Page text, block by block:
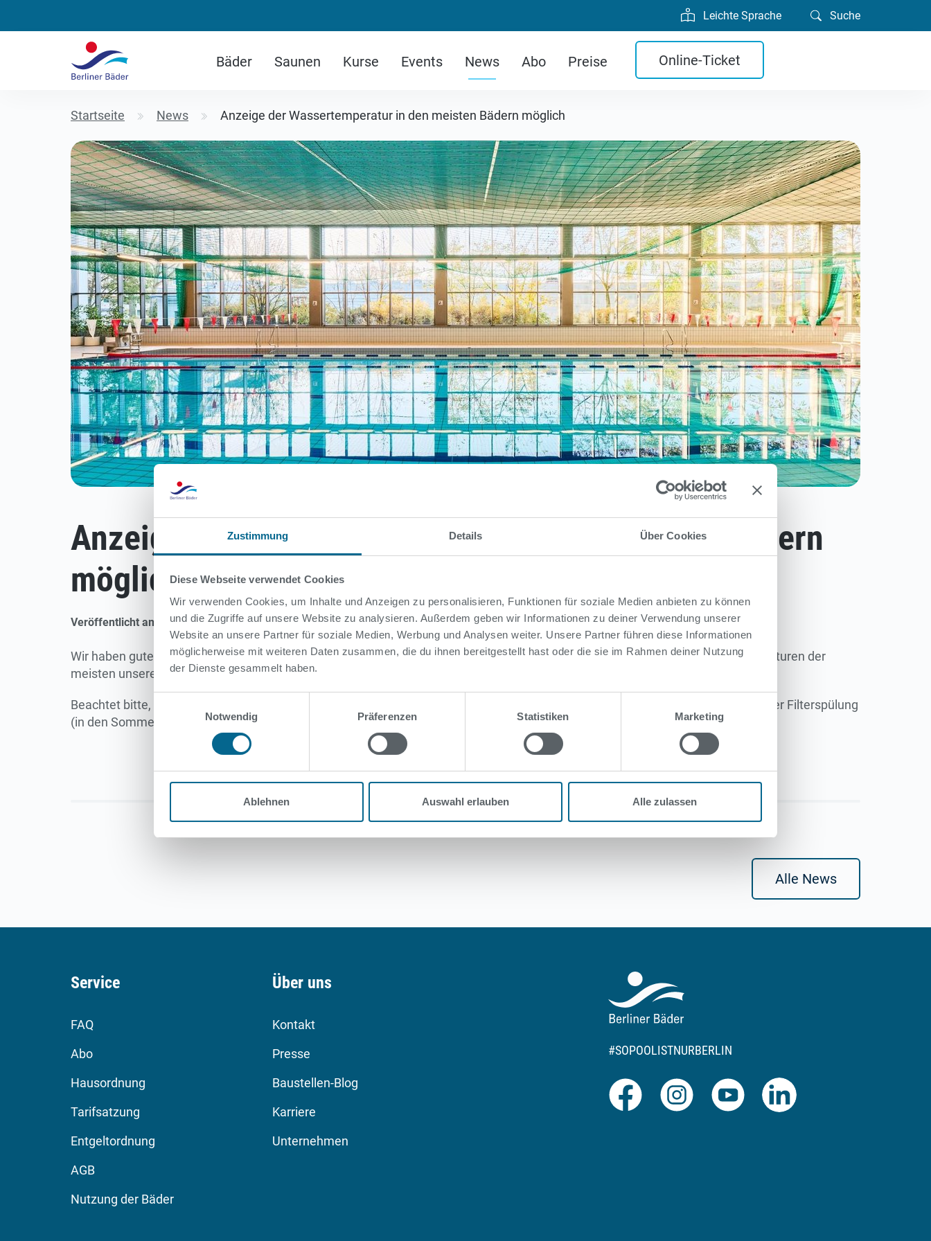
Zustimmung Details Über Cookies
Diese Webseite verwendet Cookies
Wir verwenden Cookies, um Inhalte und Anzeigen zu personalisieren, Funktionen für soziale Medien anbieten zu können
und die Zugriffe auf unsere Website zu analysieren. Außerdem geben wir Informationen zu deiner Verwendung unserer
Website an unsere Partner für soziale Medien, Werbung und Analysen weiter. Unsere Partner führen diese Informationen
möglicherweise mit weiteren Daten zusammen, die du ihnen bereitgestellt hast oder die sie im Rahmen deiner Nutzung
der Dienste gesammelt haben.
Notwendig
Präferenzen Statistiken Marketing
Ablehnen Auswahl erlauben Alle zulassen
Leichte Sprache Suche
Bäder Saunen Kurse Events News Abo Preise Online-Ticket
Startseite News Anzeige der Wassertemperatur in den meisten Bädern möglich
Anzeige der Wassertemperatur in den meisten Bädern
möglich
Veröffentlicht am 26. Januar 2024
Wir haben gute Nachricht für alleBesucher:innen unserer Bäder : Ihr könnt auf denBaddetailsseiten die aktuellen Wassertemperaturen der
meisten unserer geöffneten Bädereinsehen.
Beachtet bitte, dass die Wassertemperaturen in den Hallenbädern aus technischen Gründen z.B. wegen Frischwasserzugabe oder Filterspülung
(in den Sommerbädern auch witterungsbedingt) schwanken können. Die Angabe auf der Website werden stündlich aktualisiert.
Alle News
#SOPOOLISTNURBERLIN
Facebook Instagram Youtube
Service
FAQ
Abo
Hausordnung
Tarifsatzung
Entgeltordnung
AGB
Nutzung der Bäder
Über uns
Kontakt
Presse
Baustellen-Blog
Karriere
Unternehmen